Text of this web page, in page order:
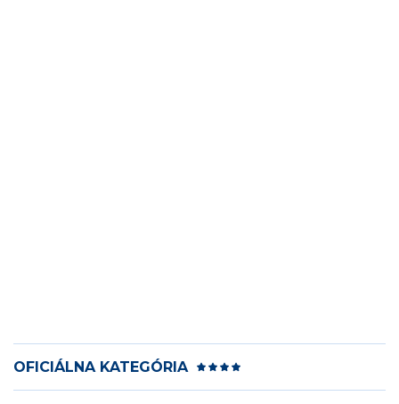
OFICIÁLNA KATEGÓRIA